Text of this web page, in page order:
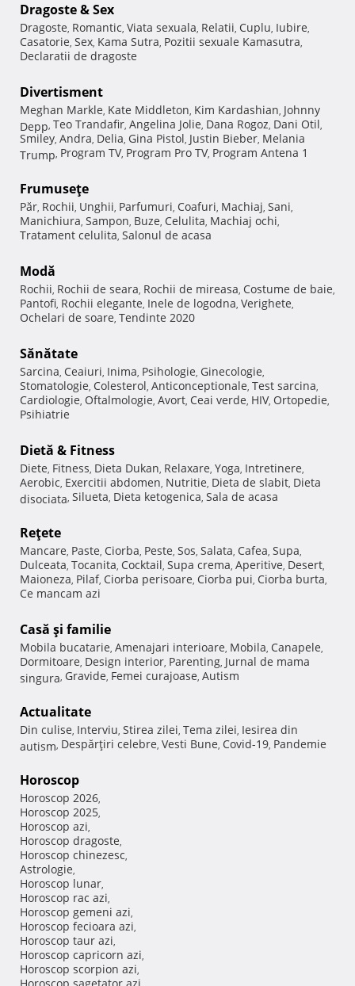
Dragoste & Sex
Dragoste, Romantic, Viata sexuala, Relatii, Cuplu, Iubire,
Casatorie, Sex, Kama Sutra, Pozitii sexuale Kamasutra,
Declaratii de dragoste
Divertisment
Meghan Markle, Kate Middleton, Kim Kardashian, Johnny
Depp, Teo Trandafir, Angelina Jolie, Dana Rogoz, Dani Otil,
Smiley, Andra, Delia, Gina Pistol, Justin Bieber, Melania
Trump, Program TV, Program Pro TV, Program Antena 1
Frumuseţe
Păr, Rochii, Unghii, Parfumuri, Coafuri, Machiaj, Sani,
Manichiura, Sampon, Buze, Celulita, Machiaj ochi,
Tratament celulita, Salonul de acasa
Modă
Rochii, Rochii de seara, Rochii de mireasa, Costume de baie,
Pantofi, Rochii elegante, Inele de logodna, Verighete,
Ochelari de soare, Tendinte 2020
Sănătate
Sarcina, Ceaiuri, Inima, Psihologie, Ginecologie,
Stomatologie, Colesterol, Anticonceptionale, Test sarcina,
Cardiologie, Oftalmologie, Avort, Ceai verde, HIV, Ortopedie,
Psihiatrie
Dietă & Fitness
Diete, Fitness, Dieta Dukan, Relaxare, Yoga, Intretinere,
Aerobic, Exercitii abdomen, Nutritie, Dieta de slabit, Dieta
disociata, Silueta, Dieta ketogenica, Sala de acasa
Reţete
Mancare, Paste, Ciorba, Peste, Sos, Salata, Cafea, Supa,
Dulceata, Tocanita, Cocktail, Supa crema, Aperitive, Desert,
Maioneza, Pilaf, Ciorba perisoare, Ciorba pui, Ciorba burta,
Ce mancam azi
Casă şi familie
Mobila bucatarie, Amenajari interioare, Mobila, Canapele,
Dormitoare, Design interior, Parenting, Jurnal de mama
singura, Gravide, Femei curajoase, Autism
Actualitate
Din culise, Interviu, Stirea zilei, Tema zilei, Iesirea din
autism, Despărţiri celebre, Vesti Bune, Covid-19, Pandemie
Horoscop
Horoscop 2026,
Horoscop 2025,
Horoscop azi,
Horoscop dragoste,
Horoscop chinezesc,
Astrologie,
Horoscop lunar,
Horoscop rac azi,
Horoscop gemeni azi,
Horoscop fecioara azi,
Horoscop taur azi,
Horoscop capricorn azi,
Horoscop scorpion azi,